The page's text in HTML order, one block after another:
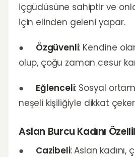
içgüdüsüne sahiptir ve
için elinden geleni yapar.
● Özgüvenli: Kendine
olup, çoğu zaman cesur
● Eğlenceli: Sosyal
neşeli kişiliğiyle dikkat
Aslan Burcu Kadını
● Cazibeli: Aslan kadını,